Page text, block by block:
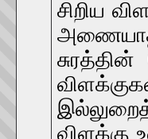
சிறிய
விளக்கு